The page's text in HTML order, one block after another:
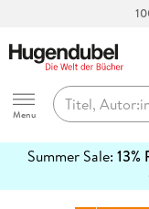
Hugendubel
Menu
Summer Sale: 13%
erfahren